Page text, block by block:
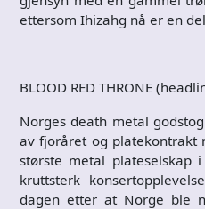
ettersom Ihizahg nå er en
BLOOD RED THRONE
Norges death metal
av fjoråret og platekontrakt
største metal plateselskap
kruttsterk
dagen etter at Norge ble